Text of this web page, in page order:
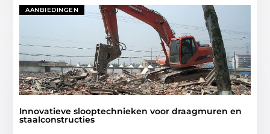
AANBIEDINGEN
Innovatieve slooptechnieken voor draagmuren en
staalconstructies